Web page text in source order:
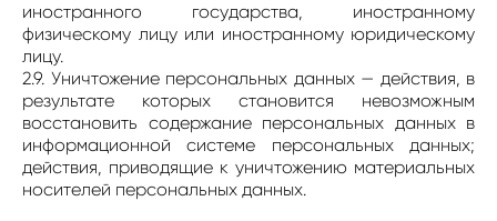
иностранного государства, иностранному
физическому лицу или иностранному юридическому
лицу.
2.9. Уничтожение персональных данных — действия, в
результате которых становится невозможным
восстановить содержание персональных данных в
информационной системе персональных данных;
действия, приводящие к уничтожению материальных
носителей персональных данных.